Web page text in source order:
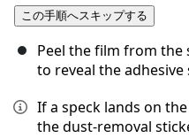
コメントを追加
この手順へスキップする
Peel the film from the
to reveal the adhesive
If a speck lands on
the dust-removal